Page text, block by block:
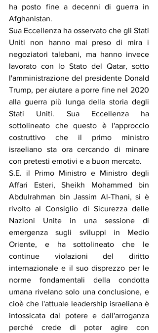
ha posto fine a decenni di guerra in
Afghanistan.
Sua Eccellenza ha osservato che gli Stati
Uniti non hanno mai preso di mira i
negoziatori talebani, ma hanno invece
lavorato con lo Stato del Qatar, sotto
l'amministrazione del presidente Donald
Trump, per aiutare a porre fine nel 2020
alla guerra più lunga della storia degli
Stati Uniti. Sua Eccellenza ha
sottolineato che questo è l'approccio
costruttivo che il primo ministro
israeliano sta ora cercando di minare
con pretesti emotivi e a buon mercato.
S.E. il Primo Ministro e Ministro degli
Affari Esteri, Sheikh Mohammed bin
Abdulrahman bin Jassim Al-Thani, si è
rivolto al Consiglio di Sicurezza delle
Nazioni Unite in una sessione di
emergenza sugli sviluppi in Medio
Oriente, e ha sottolineato che le
continue violazioni del diritto
internazionale e il suo disprezzo per le
norme fondamentali della condotta
umana rivelano solo una conclusione, e
cioè che l'attuale leadership israeliana è
intossicata dal potere e dall'arroganza
perché crede di poter agire con